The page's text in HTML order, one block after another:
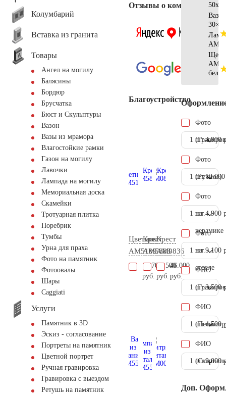
Колумбарий
Вставка из гранита
Товары
Ангел на могилу
Балясины
Бордюр
Брусчатка
Бюст и Скульптуры
Вазон
Вазы из мрамора
Влагостойкие рамки
Газон на могилу
Лавочки
Лампада на могилу
Мемориальная доска
Скамейки
Тротуарная плитка
Поребрик
Тумбы
Урна для праха
Фото на памятник
Фотоовалы
Шары
Сaggiati
Услуги
Памятник в 3D
Эскиз - согласование
Портреты на памятник
Цветной портрет
Ручная гравировка
Гравировка с выездом
Ретушь на памятник
Отзывы о компании
Благоустройство
Цветник
AM5109
14.700
руб.
Крест
AM5883
34.500
руб.
Крест
AM0836
46.000
руб.
30×15
Фото
1 шт.4.900
Фото
(Ручное)
1 шт.
Фото
на
керамике
1 шт. 4.900
Фото
на
стекле
1 шт. 9.100
ФИО
1 шт.3.500
ФИО
1 шт.4.500
ФИО
1 шт.9.000
Доп.